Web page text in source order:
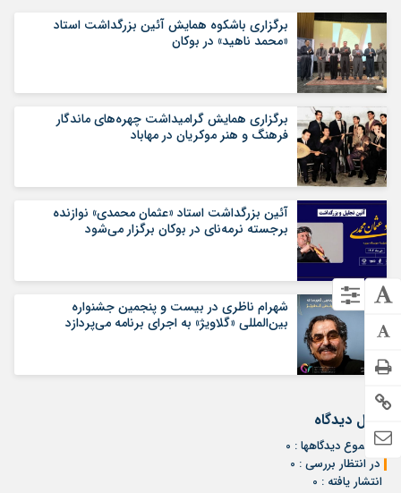
برگزاری باشکوه همایش آئین بزرگداشت استاد
«محمد ناهید» در بوکان
برگزاری همایش گرامیداشت چهره‌های ماندگار
فرهنگ و هنر موکریان در مهاباد
آئین بزرگداشت استاد «عثمان محمدی» نوازنده
برجسته نرمه‌نای در بوکان برگزار می‌شود
شهرام ناظری در بیست و پنجمین جشنواره
بین‌المللی «گلاویژ» به اجرای برنامه می‌پردازد
ارسال دیدگاه
مجموع دیدگاهها : 0
در انتظار بررسی : 0
انتشار یافته : 0